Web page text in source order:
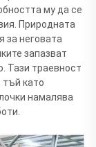
му да се
Природната
за неговата
запазват
Тази траевност
като
намалява